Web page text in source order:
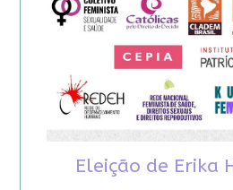
Eleição de Erika